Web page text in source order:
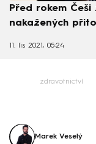
Před rokem
nakažených
11. lis 2021, 05:24
zdravotnictví
Marek Veselý